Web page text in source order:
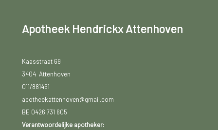
Apotheek Hendrickx Attenhoven
Kaasstraat 69
3404 Attenhoven
011/881461
apotheekattenhoven@gmail.com
BE 0426 731 605
Verantwoordelijke apotheker: